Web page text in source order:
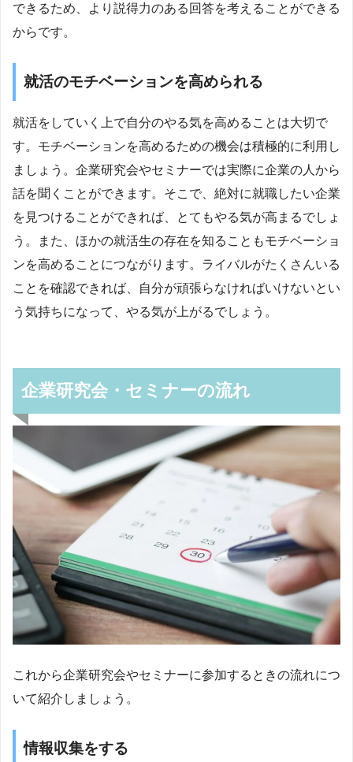
できるため、より説得力のある回答を考えることができる
からです。
就活のモチベーションを高められる
就活をしていく上で自分のやる気を高めることは大切で
す。モチベーションを高めるための機会は積極的に利用し
ましょう。企業研究会やセミナーでは実際に企業の人から
話を聞くことができます。そこで、絶対に就職したい企業
を見つけることができれば、とてもやる気が高まるでしょ
う。また、ほかの就活生の存在を知ることもモチベーショ
ンを高めることにつながります。ライバルがたくさんいる
ことを確認できれば、自分が頑張らなければいけないとい
う気持ちになって、やる気が上がるでしょう。
企業研究会・セミナーの流れ
これから企業研究会やセミナーに参加するときの流れにつ
いて紹介しましょう。
情報収集をする